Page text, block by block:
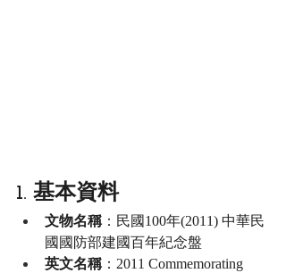
1. 基本資料
文物名稱：民國100年(2011) 中華民
國國防部建國百年紀念盤
英文名稱：2011 Commemorating